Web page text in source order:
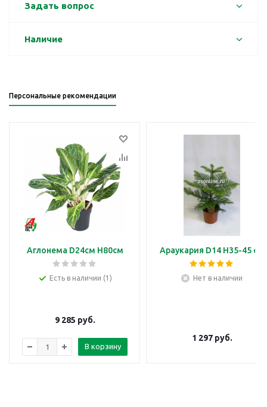
Задать вопрос
Наличие
Персональные рекомендации
Аглонема D24см H80см
Есть в наличии (1)
9 285 руб.
В корзину
Араукария D14 H35-45 см
Нет в наличии
1 297руб.